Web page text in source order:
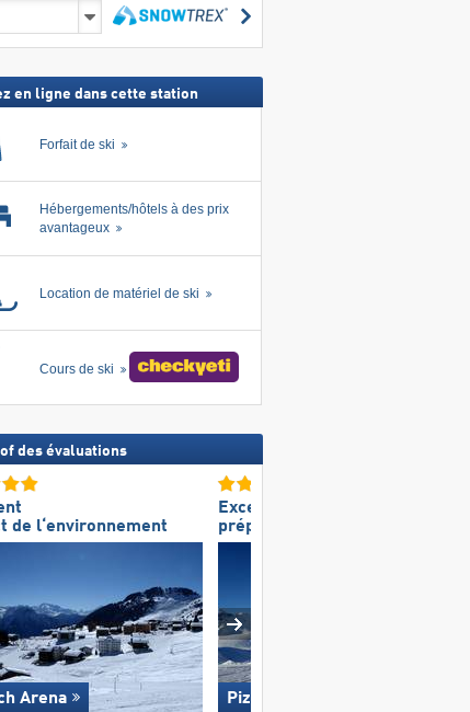
Rechercher
en ligne dans cette station
Forfait de ski
Hébergements/hôtels à des prix
avantageux
Location de matériel de ski
Cours de ski
des évaluations
de l‘environnement
Arena
Excellente
préparation des pistes
Pizol – Bad Ragaz/​Wangs